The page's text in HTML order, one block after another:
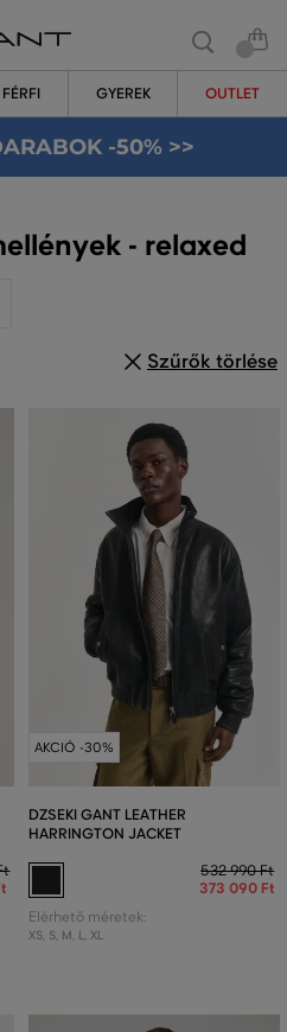
FÉRFI GYEREK OUTLET
-50% >>
- relaxed
Szűrők törlése
AKCIÓ -30%
DZSEKI GANT LEATHER
HARRINGTON JACKET
532 990 Ft
373 090 Ft
Elérhető méretek:
XS, S, M, L, XL